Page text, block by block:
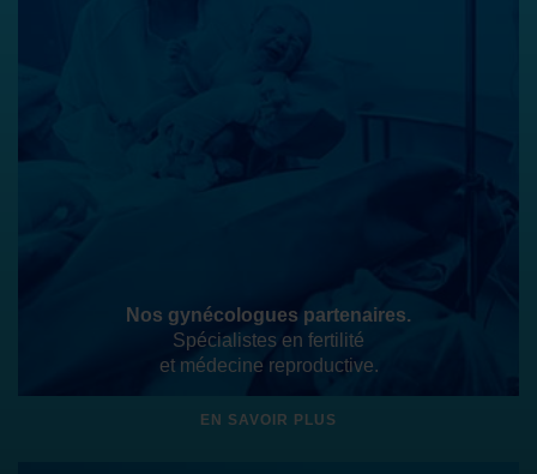
Nos gynécologues partenaires.
Spécialistes en fertilité
et médecine reproductive.
EN SAVOIR PLUS